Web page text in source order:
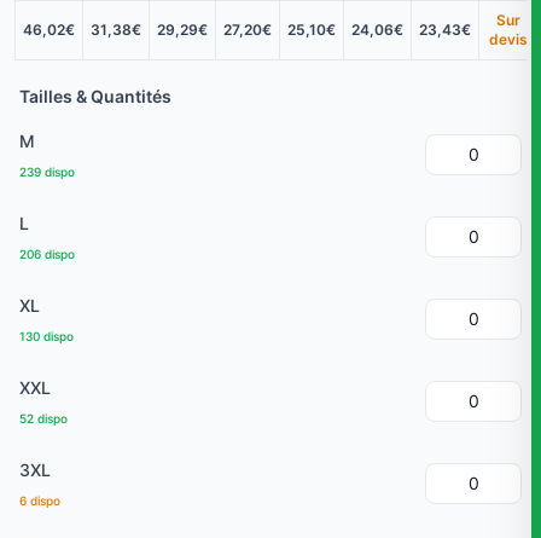
46,02€ 31,38€ 29,29€ 27,20€ 25,10€ 24,06€ 23,43€
Sur
devis
Tailles & Quantités
M
239 dispo
L
206 dispo
XL
130 dispo
XXL
52 dispo
3XL
6 dispo